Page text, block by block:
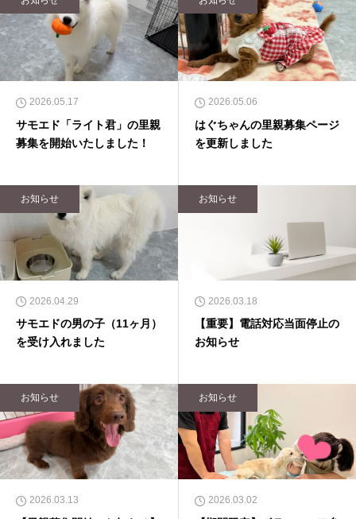
2026.05.17
サモエド「ライト君」の里親
募集を開始いたしました！
2026.05.06
はぐちゃんの里親募集ページ
を更新しました
お知らせ
2026.04.29
サモエドの男の子（11ヶ月）
を受け入れました
お知らせ
2026.03.18
【重要】電話対応当面停止の
お知らせ
お知らせ
2026.03.13
お知らせ
2026.03.02